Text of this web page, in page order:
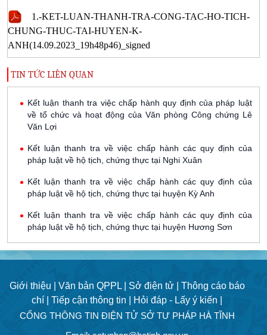
1.-KET-LUAN-THANH-TRA-CONG-TAC-HO-TICH-
CHUNG-THUC-TAI-HUYEN-K-
ANH(14.09.2023_19h48p46)_signed
TIN TỨC LIÊN QUAN
Kết luận thanh tra việc chấp hành quy định của pháp luật
về tổ chức và hoạt động của Văn phòng Công chứng Lê
Văn Lợi
Kết luận thanh tra về việc chấp hành các quy định của
pháp luật về hộ tịch, chứng thực tại Nghi Xuân
Kết luận thanh tra về việc chấp hành các quy định của
pháp luật về hộ tịch, chứng thực tại huyện Kỳ Anh
Kết luận thanh tra về việc chấp hành các quy định của
pháp luật về hộ tịch, chứng thực tại huyện Hương Sơn
Giới thiệu | Văn bản QPPL | Sở điện tử |
Thông cáo báo
chí |
Tiếp cận thông tin |
Hỏi đáp - Lấy ý kiến |
CỔNG THÔNG TIN ĐIỆN TỬ SỞ TƯ PHÁP HÀ TĨNH